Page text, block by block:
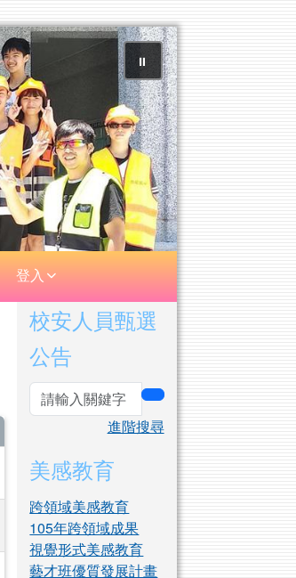
⏸
登入
右邊區域內容
校安人員甄選
公告
search
進階搜尋
美感教育
跨領域美感教育
105年跨領域成果
視覺形式美感教育
藝才班優質發展計畫